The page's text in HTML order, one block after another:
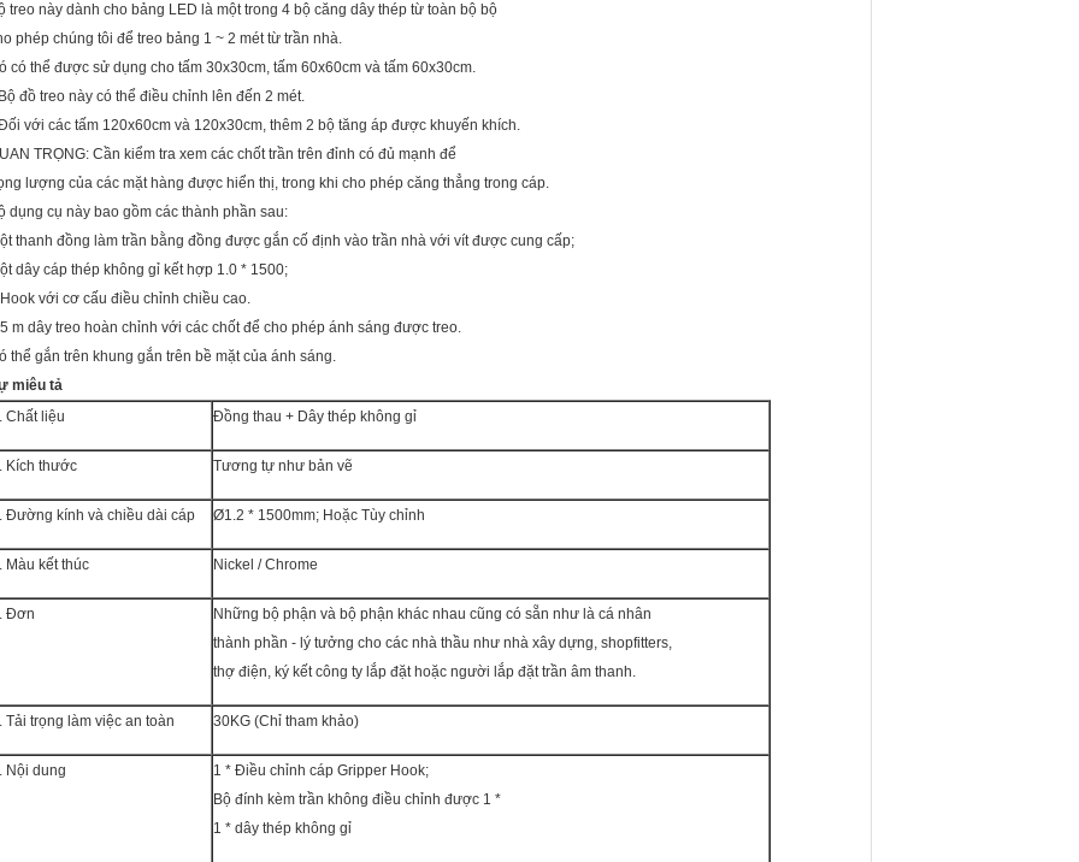
treo này dành cho bảng LED là một trong 4 bộ căng dây thép từ toàn bộ bộ
phép chúng tôi để treo bảng 1 ~ 2 mét từ trần nhà.
có thể được sử dụng cho tấm 30x30cm, tấm 60x60cm và tấm 60x30cm.
đồ treo này có thể điều chỉnh lên đến 2 mét.
với các tấm 120x60cm và 120x30cm, thêm 2 bộ tăng áp được khuyến khích.
TRỌNG: Cần kiểm tra xem các chốt trần trên đỉnh có đủ mạnh để
lượng của các mặt hàng được hiển thị, trong khi cho phép căng thẳng trong cáp.
dụng cụ này bao gồm các thành phần sau:
thanh đồng làm trần bằng đồng được gắn cố định vào trần nhà với vít được cung cấp;
dây cáp thép không gỉ kết hợp 1.0 * 1500;
với cơ cấu điều chỉnh chiều cao.
m dây treo hoàn chỉnh với các chốt để cho phép ánh sáng được treo.
thể gắn trên khung gắn trên bề mặt của ánh sáng.
miêu tả
Chất liệu
Đồng thau + Dây thép không gỉ
Kích thước Tương tự như bản vẽ
Đường kính và chiều dài cáp Ø1.2 * 1500mm; Hoặc Tùy chỉnh
Màu kết thúc Nickel / Chrome
Đơn
Những bộ phận và bộ phận khác nhau cũng có sẵn như là cá nhân
thành phần - lý tưởng cho các nhà thầu như nhà xây dựng, shopfitters,
thợ điện, ký kết công ty lắp đặt hoặc người lắp đặt trần âm thanh.
Tải trọng làm việc an toàn 30KG (Chỉ tham khảo)
Nội dung
1 * Điều chỉnh cáp Gripper Hook;
Bộ đính kèm trần không điều chỉnh được 1 *
1 * dây thép không gỉ